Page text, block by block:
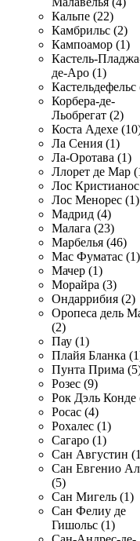
Кальпе (22)
Камбрильс (2)
Кампоамор (1)
Кастель-
де-Аро (1)
Кастельдефельс
Корбера-де-
Льобрегат (2)
Коста Адехе
Ла Сения (1)
Ла-Оротава (1)
Ллорет де Мар
Лос
Лос Менорес (1)
Мадрид (4)
Малага (23)
Марбелья (46)
Мас Фуматас (1)
Мачер (1)
Морайра (3)
Ондаррибия (2)
Оропеса дель
(2)
Пау (1)
Плайя Бланка
Пунта Прима
Розес (9)
Рок Дэль Конде
Росас (4)
Рохалес (1)
Сагаро (1)
Сан Августин
Сан Евгенио
(5)
Сан Мигель (1)
Сан Фелиу де
Гишольс (1)